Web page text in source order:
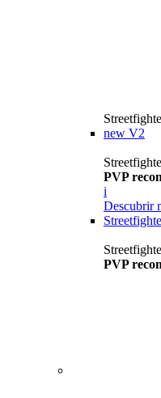
new V2
PVP
i
Descubrir
PVP